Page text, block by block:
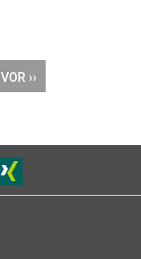
NÄCHSTE
VOR ››